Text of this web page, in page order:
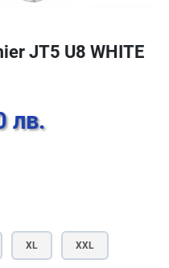
JT5 U8 WHITE
лв.
XL XXL